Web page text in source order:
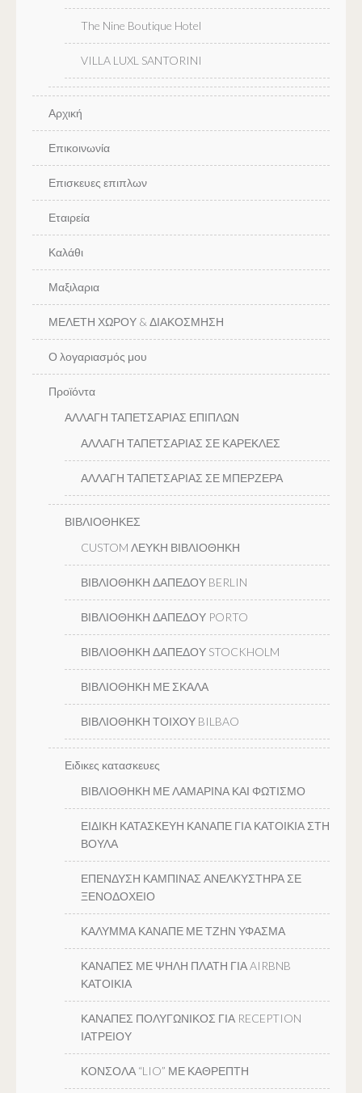
The Nine Boutique Hotel
VILLA LUXL SANTORINI
Αρχική
Επικοινωνία
Επισκευες επιπλων
Εταιρεία
Καλάθι
Μαξιλαρια
ΜΕΛΕΤΗ ΧΩΡΟΥ & ΔΙΑΚΟΣΜΗΣΗ
Ο λογαριασμός μου
Προϊόντα
ΑΛΛΑΓΗ ΤΑΠΕΤΣΑΡΙΑΣ ΕΠΙΠΛΩΝ
ΑΛΛΑΓΗ ΤΑΠΕΤΣΑΡΙΑΣ ΣΕ ΚΑΡΕΚΛΕΣ
ΑΛΛΑΓΗ ΤΑΠΕΤΣΑΡΙΑΣ ΣΕ ΜΠΕΡΖΕΡΑ
ΒΙΒΛΙΟΘΗΚΕΣ
CUSTOM ΛΕΥΚΗ ΒΙΒΛΙΟΘΗΚΗ
ΒΙΒΛΙΟΘΗΚΗ ΔΑΠΕΔΟΥ BERLIN
ΒΙΒΛΙΟΘΗΚΗ ΔΑΠΕΔΟΥ PORTO
ΒΙΒΛΙΟΘΗΚΗ ΔΑΠΕΔΟΥ STOCKHOLM
ΒΙΒΛΙΟΘΗΚΗ ΜΕ ΣΚΑΛΑ
ΒΙΒΛΙΟΘΗΚΗ ΤΟΙΧΟΥ BILBAO
Ειδικες κατασκευες
ΒΙΒΛΙΟΘΗΚΗ ΜΕ ΛΑΜΑΡΙΝΑ ΚΑΙ ΦΩΤΙΣΜΟ
ΕΙΔΙΚΗ ΚΑΤΑΣΚΕΥΗ ΚΑΝΑΠΕ ΓΙΑ ΚΑΤΟΙΚΙΑ ΣΤΗ
ΒΟΥΛΑ
ΕΠΕΝΔΥΣΗ ΚΑΜΠΙΝΑΣ ΑΝΕΛΚΥΣΤΗΡΑ ΣΕ
ΞΕΝΟΔΟΧΕΙΟ
ΚΑΛΥΜΜΑ ΚΑΝΑΠΕ ΜΕ ΤΖΗΝ ΥΦΑΣΜΑ
ΚΑΝΑΠΕΣ ΜΕ ΨΗΛΗ ΠΛΑΤΗ ΓΙΑ AIRBNB
ΚΑΤΟΙΚΙΑ
ΚΑΝΑΠΕΣ ΠΟΛΥΓΩΝΙΚΟΣ ΓΙΑ RECEPTION
ΙΑΤΡΕΙΟΥ
ΚΟΝΣΟΛΑ “LIO” ΜΕ ΚΑΘΡΕΠΤΗ